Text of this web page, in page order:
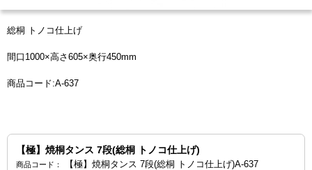
総桐 トノコ仕上げ
間口1000×高さ605×奥行450mm
商品コード:A-637
【極】焼桐タンス 7段(総桐 トノコ仕上げ)
商品コード： 【極】焼桐タンス 7段(総桐 トノコ仕上げ)A-637